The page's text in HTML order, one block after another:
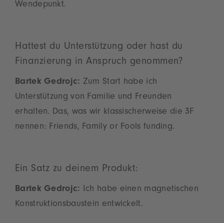
Wendepunkt.
Hattest du Unterstützung oder hast du
Finanzierung in Anspruch genommen?
Bartek Gedrojc: Zum Start habe ich
Unterstützung von Familie und Freunden
erhalten. Das, was wir klassischerweise die 3F
nennen: Friends, Family or Fools funding.
Ein Satz zu deinem Produkt:
Bartek Gedrojc: Ich habe einen magnetischen
Konstruktionsbaustein entwickelt.